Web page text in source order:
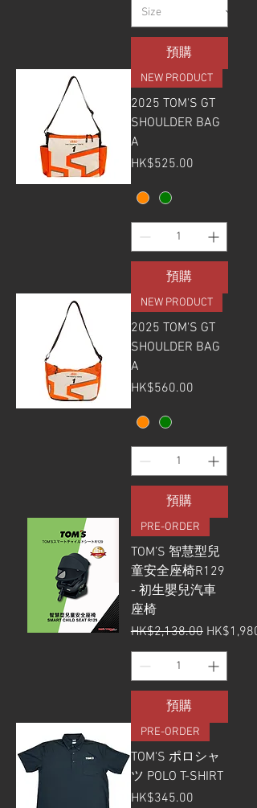
預購
NEW PRODUCT
2025 TOM'S GT
SHOULDER BAG
A
價格
HK$525.00
預購
NEW PRODUCT
2025 TOM'S GT
SHOULDER BAG
A
價格
HK$560.00
預購
PRE-ORDER
TOM’S 智慧型兒
童安全座椅R129
- 初生嬰兒汽車
座椅
一般價格
HK$2,138.00 促銷價格
預購
PRE-ORDER
TOM'S ポロシャ
ツ POLO T-SHIRT
價格
HK$345.00